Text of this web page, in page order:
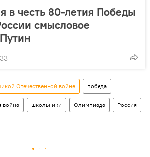
в честь 80-летия Победы
смысловое
Отечественной войне победа
война школьники Олимпиада Россия